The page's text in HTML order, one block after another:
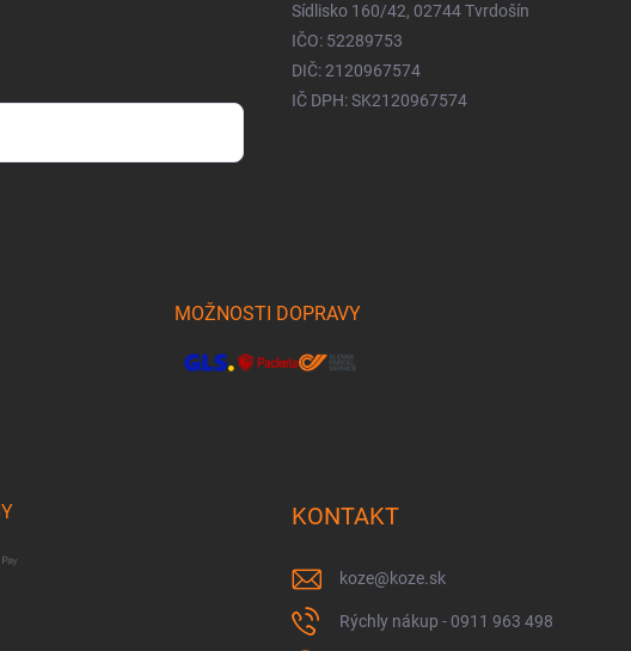
Sídlisko 160/42, 02744 Tvrdošín
IČO: 52289753
DIČ: 2120967574
IČ DPH: SK2120967574
MOŽNOSTI DOPRAVY
KONTAKT
koze@koze.sk
Rýchly nákup - 0911 963 498